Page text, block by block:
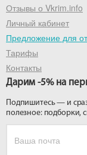
Отзывы о Vkrim.info
Личный кабинет
Предложение для
Тарифы
Контакты
Дарим -5% на
Подпишитесь — и
полезное: подборки,